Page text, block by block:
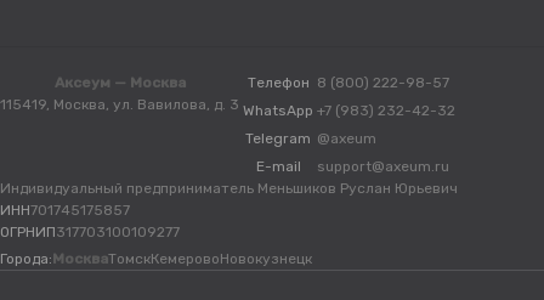
Аксеум — Москва
115419, Москва, ул. Вавилова, д. 3
Телефон 8 (800) 222-98-57
WhatsApp +7 (983) 232-42-32
Telegram @axeum
E-mail
support@axeum.ru
Индивидуальный предприниматель Меньшиков Руслан Юрьевич
ИНН701745175857
ОГРНИП317703100109277
Города: МоскваТомскКемеровоНовокузнецк